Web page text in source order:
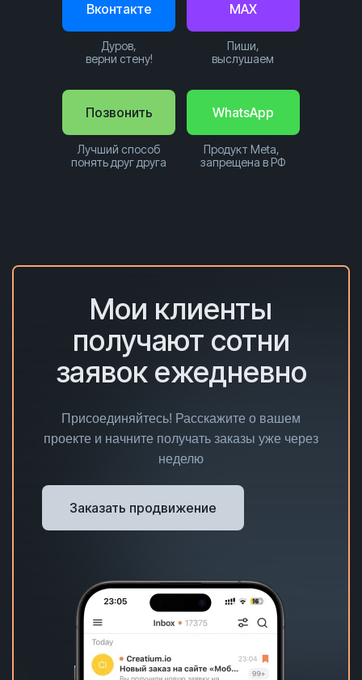
Позвонить
Лучший способ
понять друг друга
WhatsApp
Продукт Meta,
запрещена в РФ
Вконтакте
Дуров,
верни стену!
MAX
Пиши,
выслушаем
Мои клиенты
получают сотни
заявок ежедневно
Присоединяйтесь! Расскажите о вашем
проекте и начните получать заказы уже через
неделю
Заказать продвижение